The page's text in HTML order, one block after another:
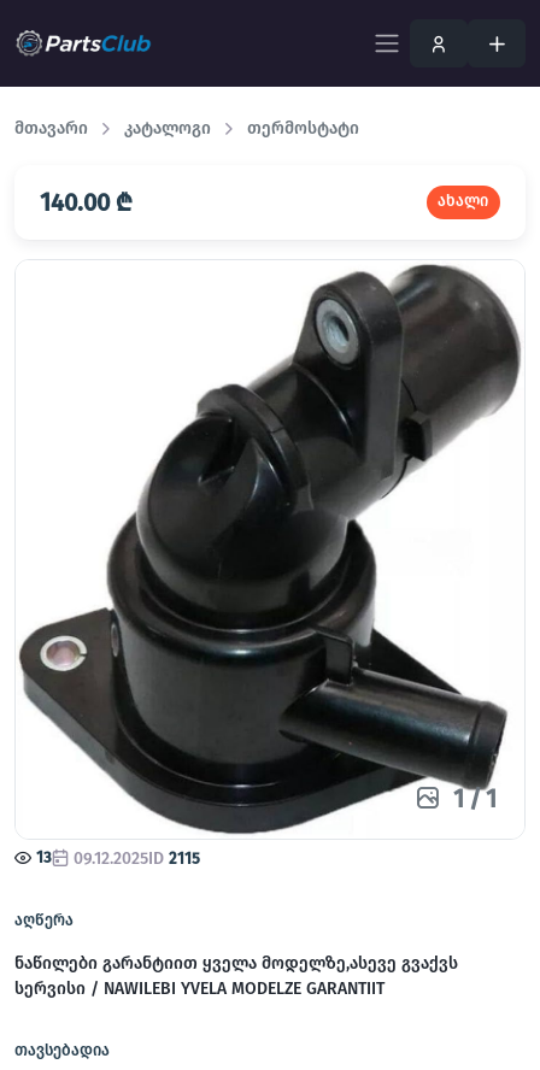
მთავარი კატალოგი თერმოსტატი
140.00 ₾ ახალი
1/1
13 09.12.2025ID 2115
აღწერა
ნაწილები გარანტიით ყველა მოდელზე,ასევე გვაქვს
სერვისი / NAWILEBI YVELA MODELZE GARANTIIT
თავსებადია